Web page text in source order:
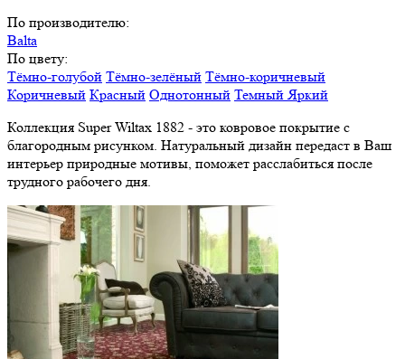
По производителю:
Balta
По цвету:
Тёмно-голубой Тёмно-зелёный Тёмно-коричневый
Коричневый Красный Однотонный ТемныйЯркий
Коллекция Super Wiltax 1882 - это ковровое покрытие с
благородным рисунком. Натуральный дизайн передаст в Ваш
интерьер природные мотивы, поможет расслабиться после
трудного рабочего дня.